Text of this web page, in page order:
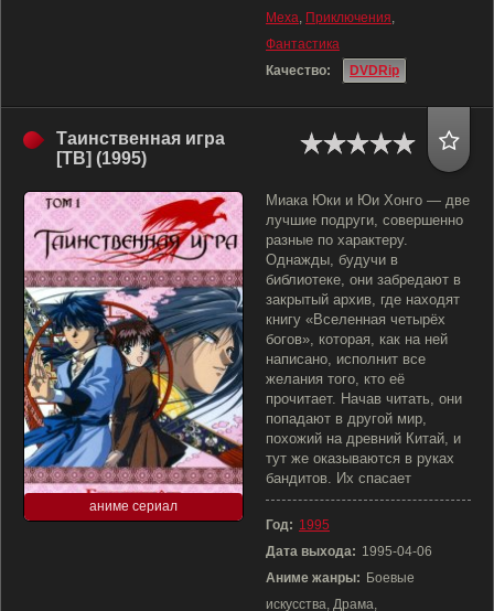
Меха, Приключения,
Фантастика
Качество:
DVDRip
Таинственная игра
[ТВ] (1995)
аниме сериал
Миака Юки и Юи Хонго — две
лучшие подруги, совершенно
разные по характеру.
Однажды, будучи в
библиотеке, они забредают в
закрытый архив, где находят
книгу «Вселенная четырёх
богов», которая, как на ней
написано, исполнит все
желания того, кто её
прочитает. Начав читать, они
попадают в другой мир,
похожий на древний Китай, и
тут же оказываются в руках
бандитов. Их спасает
Год: 1995
Дата выхода: 1995-04-06
Аниме жанры: Боевые
искусства, Драма,